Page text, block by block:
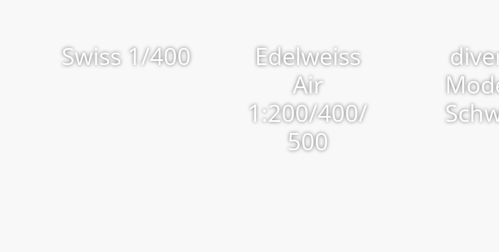
Swiss 1/400
Edelweiss
Air
1:200/400/
500